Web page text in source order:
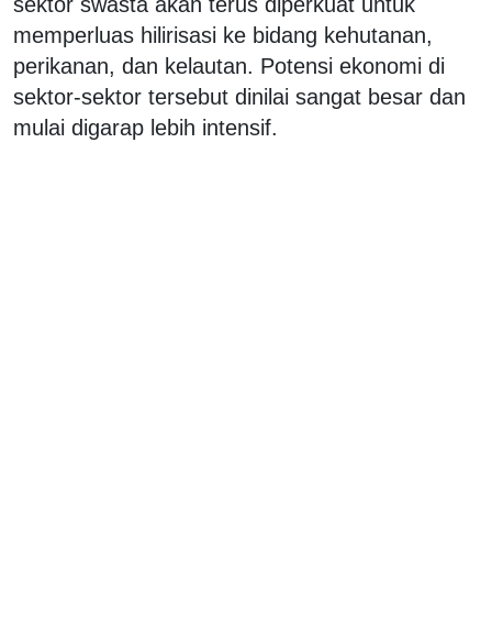
memperluas hilirisasi ke bidang kehutanan,
perikanan, dan kelautan. Potensi ekonomi di
sektor-sektor tersebut dinilai sangat besar dan
mulai digarap lebih intensif.